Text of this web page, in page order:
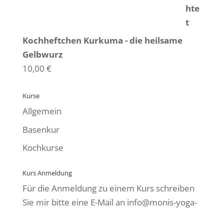
Kochheftchen Kurkuma - die heilsame
Gelbwurz
10,00 €
Kurse
Allgemein
Basenkur
Kochkurse
Kurs Anmeldung
Für die Anmeldung zu einem Kurs schreiben
Sie mir bitte eine E-Mail an info@monis-yoga-